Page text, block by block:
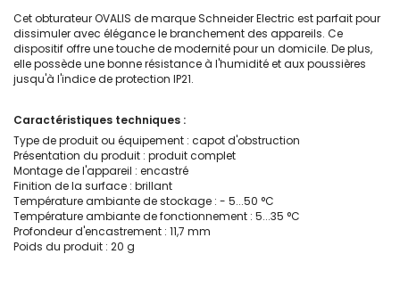
Cet obturateur OVALIS de marque Schneider Electric est parfait pour
dissimuler avec élégance le branchement des appareils. Ce
dispositif offre une touche de modernité pour un domicile. De plus,
elle possède une bonne résistance à l'humidité et aux poussières
jusqu'à l'indice de protection IP21.
Caractéristiques techniques :
Type de produit ou équipement : capot d'obstruction
Présentation du produit : produit complet
Montage de l'appareil : encastré
Finition de la surface : brillant
Température ambiante de stockage : - 5...50 °C
Température ambiante de fonctionnement : 5...35 °C
Profondeur d'encastrement : 11,7 mm
Poids du produit : 20 g